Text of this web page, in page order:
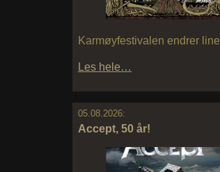
Karmøyfestivalen endrer
Les hele…
05.08.2026:
Accept, 50 år!